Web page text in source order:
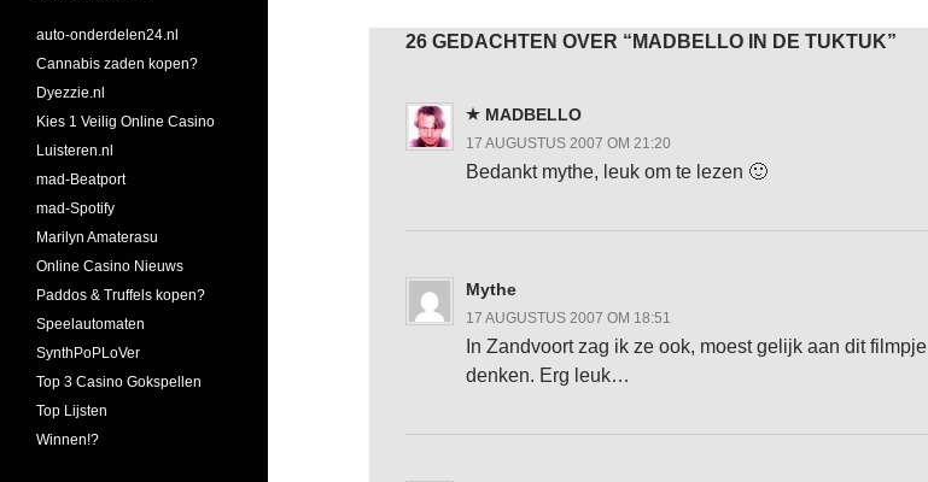
26 GEDACHTEN OVER “MADBELLO IN DE TUKTUK”
MADBELLO
17 AUGUSTUS 2007 OM 21:20
Bedankt mythe, leuk om te lezen 🙂
Mythe
17 AUGUSTUS 2007 OM 18:51
In Zandvoort zag ik ze ook, moest gelijk aan dit filmpje
denken. Erg leuk…
auto-onderdelen24.nl
Cannabis zaden kopen?
Dyezzie.nl
Kies 1 Veilig Online Casino
Luisteren.nl
mad-Beatport
mad-Spotify
Marilyn Amaterasu
Online Casino Nieuws
Paddos & Truffels kopen?
Speelautomaten
SynthPoPLoVer
Top 3 Casino Gokspellen
Top Lijsten
Winnen!?